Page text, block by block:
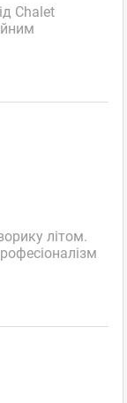
Chalet
літом.